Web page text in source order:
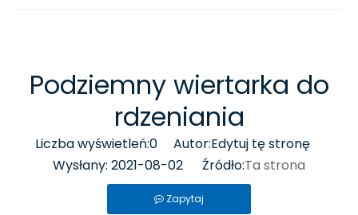
Podziemny wiertarka do
rdzeniania
Liczba wyświetleń:0 Autor:Edytuj tę stronę
Wysłany: 2021-08-02 Źródło:Ta strona
Zapytaj